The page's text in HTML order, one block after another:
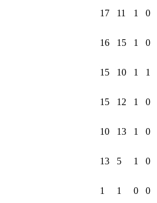
17 11 1
0
16 15 1 0
15 10 1
1
15 12 1 0
10 13 1
0
13 5 1 0
1 1 0
0